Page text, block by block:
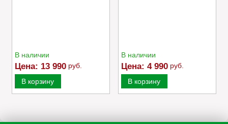
В наличии
Цена: 13 990 руб.
В корзину
В наличии
Цена: 4 990 руб.
В корзину